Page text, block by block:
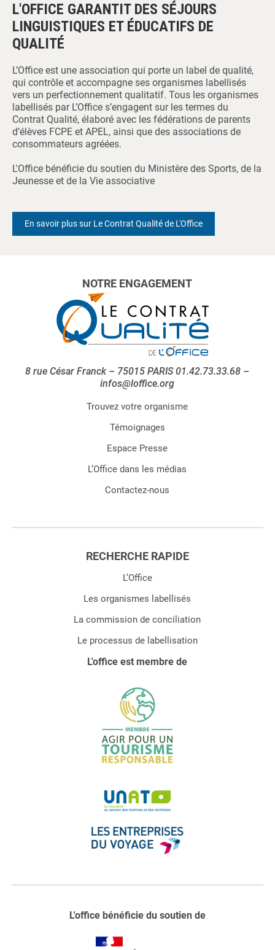
L'OFFICE GARANTIT DES SÉJOURS
LINGUISTIQUES ET ÉDUCATIFS DE
QUALITÉ
L’Office est une association qui porte un label de qualité,
qui contrôle et accompagne ses organismes labellisés
vers un perfectionnement qualitatif. Tous les organismes
labellisés par L’Office s’engagent sur les termes du
Contrat Qualité, élaboré avec les fédérations de parents
d’élèves FCPE et APEL, ainsi que des associations de
consommateurs agréées.
L'Office bénéficie du soutien du Ministère des Sports, de la
Jeunesse et de la Vie associative
En savoir plus sur Le Contrat Qualité de L'Office
NOTRE ENGAGEMENT
8 rue César Franck – 75015 PARIS 01.42.73.33.68 –
infos@loffice.org
Trouvez votre organisme
Témoignages
Espace Presse
L’Office dans les médias
Contactez-nous
RECHERCHE RAPIDE
L’Office
Les organismes labellisés
La commission de conciliation
Le processus de labellisation
L'office est membre de
L'office bénéficie du soutien de